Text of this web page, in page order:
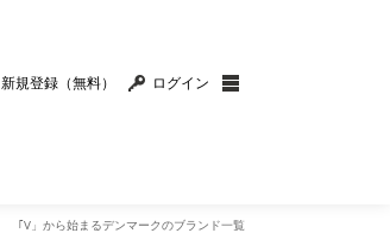
新規登録（無料） ログイン
｢V」から始まるデンマークのブランド一覧